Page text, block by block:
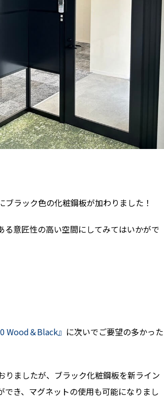
ラック色の化粧鋼板が加わりました！
意匠性の高い空間にしてみてはいかがで
Wood＆Black』 に次いでご要望の多かった
ましたが、ブラック化粧鋼板を新ライン
き、マグネットの使用も可能になりまし